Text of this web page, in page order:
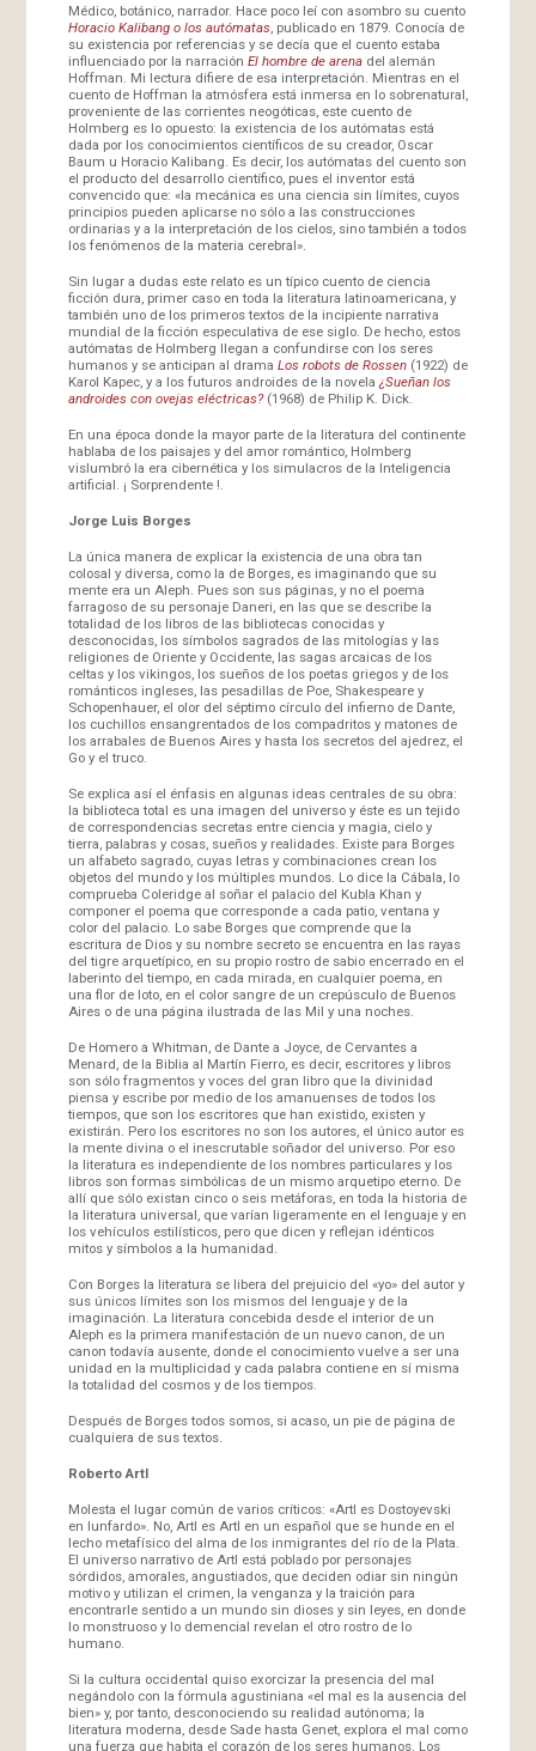
Médico, botánico, narrador. Hace poco leí con asombro su cuento
Horacio Kalibang o los autómatas, publicado en 1879. Conocía de
su existencia por referencias y se decía que el cuento estaba
influenciado por la narración El hombre de arenadel alemán
Hoffman. Mi lectura difiere de esa interpretación. Mientras en el
cuento de Hoffman la atmósfera está inmersa en lo sobrenatural,
proveniente de las corrientes neogóticas, este cuento de
Holmberg es lo opuesto: la existencia de los autómatas está
dada por los conocimientos científicos de su creador, Oscar
Baum u Horacio Kalibang. Es decir, los autómatas del cuento son
el producto del desarrollo científico, pues el inventor está
convencido que: «la mecánica es una ciencia sin límites, cuyos
principios pueden aplicarse no sólo a las construcciones
ordinarias y a la interpretación de los cielos, sino también a todos
los fenómenos de la materia cerebral».
Sin lugar a dudas este relato es un típico cuento de ciencia
ficción dura, primer caso en toda la literatura latinoamericana, y
también uno de los primeros textos de la incipiente narrativa
mundial de la ficción especulativa de ese siglo. De hecho, estos
autómatas de Holmberg llegan a confundirse con los seres
humanos y se anticipan al drama Los robots de Rossen(1922) de
Karol Kapec, y a los futuros androides de la novela ¿Sueñan los
androides con ovejas eléctricas?(1968) de Philip K. Dick.
En una época donde la mayor parte de la literatura del continente
hablaba de los paisajes y del amor romántico, Holmberg
vislumbró la era cibernética y los simulacros de la Inteligencia
artificial. ¡ Sorprendente !.
Jorge Luis Borges
La única manera de explicar la existencia de una obra tan
colosal y diversa, como la de Borges, es imaginando que su
mente era un Aleph. Pues son sus páginas, y no el poema
farragoso de su personaje Daneri, en las que se describe la
totalidad de los libros de las bibliotecas conocidas y
desconocidas, los símbolos sagrados de las mitologías y las
religiones de Oriente y Occidente, las sagas arcaicas de los
celtas y los vikingos, los sueños de los poetas griegos y de los
románticos ingleses, las pesadillas de Poe, Shakespeare y
Schopenhauer, el olor del séptimo círculo del infierno de Dante,
los cuchillos ensangrentados de los compadritos y matones de
los arrabales de Buenos Aires y hasta los secretos del ajedrez, el
Go y el truco.
Se explica así el énfasis en algunas ideas centrales de su obra:
la biblioteca total es una imagen del universo y éste es un tejido
de correspondencias secretas entre ciencia y magia, cielo y
tierra, palabras y cosas, sueños y realidades. Existe para Borges
un alfabeto sagrado, cuyas letras y combinaciones crean los
objetos del mundo y los múltiples mundos. Lo dice la Cábala, lo
comprueba Coleridge al soñar el palacio del Kubla Khan y
componer el poema que corresponde a cada patio, ventana y
color del palacio. Lo sabe Borges que comprende que la
escritura de Dios y su nombre secreto se encuentra en las rayas
del tigre arquetípico, en su propio rostro de sabio encerrado en el
laberinto del tiempo, en cada mirada, en cualquier poema, en
una flor de loto, en el color sangre de un crepúsculo de Buenos
Aires o de una página ilustrada de las Mil y una noches.
De Homero a Whitman, de Dante a Joyce, de Cervantes a
Menard, de la Biblia al Martín Fierro, es decir, escritores y libros
son sólo fragmentos y voces del gran libro que la divinidad
piensa y escribe por medio de los amanuenses de todos los
tiempos, que son los escritores que han existido, existen y
existirán. Pero los escritores no son los autores, el único autor es
la mente divina o el inescrutable soñador del universo. Por eso
la literatura es independiente de los nombres particulares y los
libros son formas simbólicas de un mismo arquetipo eterno. De
allí que sólo existan cinco o seis metáforas, en toda la historia de
la literatura universal, que varían ligeramente en el lenguaje y en
los vehículos estilísticos, pero que dicen y reflejan idénticos
mitos y símbolos a la humanidad.
Con Borges la literatura se libera del prejuicio del «yo» del autor y
sus únicos límites son los mismos del lenguaje y de la
imaginación. La literatura concebida desde el interior de un
Aleph es la primera manifestación de un nuevo canon, de un
canon todavía ausente, donde el conocimiento vuelve a ser una
unidad en la multiplicidad y cada palabra contiene en sí misma
la totalidad del cosmos y de los tiempos.
Después de Borges todos somos, si acaso, un pie de página de
cualquiera de sus textos.
Roberto Artl
Molesta el lugar común de varios críticos: «Artl es Dostoyevski
en lunfardo». No, Artl es Artl en un español que se hunde en el
lecho metafísico del alma de los inmigrantes del río de la Plata.
El universo narrativo de Artl está poblado por personajes
sórdidos, amorales, angustiados, que deciden odiar sin ningún
motivo y utilizan el crimen, la venganza y la traición para
encontrarle sentido a un mundo sin dioses y sin leyes, en donde
lo monstruoso y lo demencial revelan el otro rostro de lo
humano.
Si la cultura occidental quiso exorcizar la presencia del mal
negándolo con la fórmula agustiniana «el mal es la ausencia del
bien» y, por tanto, desconociendo su realidad autónoma; la
literatura moderna, desde Sade hasta Genet, explora el mal como
una fuerza que habita el corazón de los seres humanos. Los